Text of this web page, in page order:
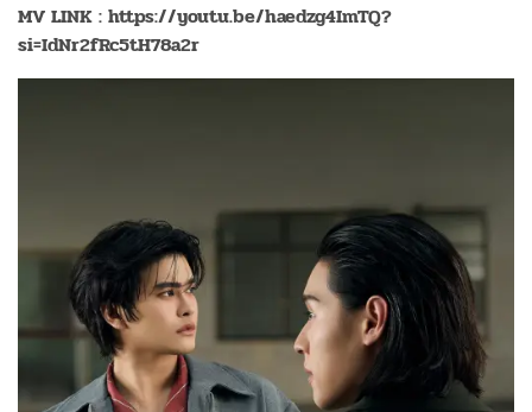
MV LINK : https://youtu.be/haedzg4ImTQ?
si=IdNr2fRc5tH78a2r